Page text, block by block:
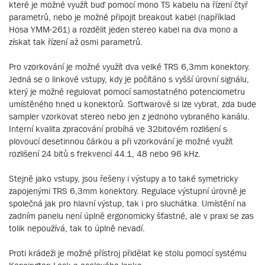
které je možné využít buď pomocí mono TS kabelu na řízení čtyř
parametrů, nebo je možné připojit breakout kabel (například
Hosa YMM-261) a rozdělit jeden stereo kabel na dva mono a
získat tak řízení až osmi parametrů.
Pro vzorkování je možné využít dva velké TRS 6,3mm konektory.
Jedná se o linkové vstupy, kdy je počítáno s vyšší úrovní signálu,
který je možné regulovat pomocí samostatného potenciometru
umístěného hned u konektorů. Softwarově si lze vybrat, zda bude
sampler vzorkovat stereo nebo jen z jednoho vybraného kanálu.
Interní kvalita zpracování probíhá ve 32bitovém rozlišení s
plovoucí desetinnou čárkou a při vzorkování je možné využít
rozlišení 24 bitů s frekvencí 44.1, 48 nebo 96 kHz.
Stejně jako vstupy, jsou řešeny i výstupy a to také symetricky
zapojenými TRS 6,3mm konektory. Regulace výstupní úrovně je
společná jak pro hlavní výstup, tak i pro sluchátka. Umístění na
zadním panelu není úplně ergonomicky šťastné, ale v praxi se zas
tolik nepoužívá, tak to úplně nevadí.
Proti krádeži je možné přístroj přidělat ke stolu pomocí systému